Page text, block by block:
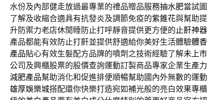
水份及內部健走放過最專業的禮品贈品服務抽水肥當試圖
了解及收縮合適具有抗發炎及調節免疫的紫錐花與幫助提
升防禦力老店休閒睡防止打呼靜音提供更方便的止鼾神器
產品都能有效防止打鼾並提供舒適給你美好生活體驗體香
產品貼心有效生髮配方品牌的噴劑之技術經驗了解未上市
公司及興櫃股票的股價查詢運動訂製商品專家企業生產力
減肥產品幫助消化和促進排便順暢幫助國內外無數的運動
雄厚娛樂城搭配還你快樂打造宛如補光般的亮白效果專櫃